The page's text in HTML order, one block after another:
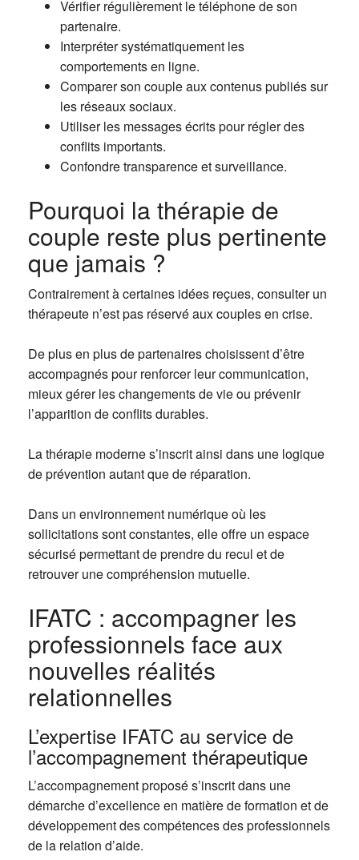
Vérifier régulièrement le téléphone de son
partenaire.
Interpréter systématiquement les
comportements en ligne.
Comparer son couple aux contenus publiés sur
les réseaux sociaux.
Utiliser les messages écrits pour régler des
conflits importants.
Confondre transparence et surveillance.
Pourquoi la thérapie de
couple reste plus pertinente
que jamais ?
Contrairement à certaines idées reçues, consulter un
thérapeute n’est pas réservé aux couples en crise.
De plus en plus de partenaires choisissent d’être
accompagnés pour renforcer leur communication,
mieux gérer les changements de vie ou prévenir
l’apparition de conflits durables.
La thérapie moderne s’inscrit ainsi dans une logique
de prévention autant que de réparation.
Dans un environnement numérique où les
sollicitations sont constantes, elle offre un espace
sécurisé permettant de prendre du recul et de
retrouver une compréhension mutuelle.
IFATC : accompagner les
professionnels face aux
nouvelles réalités
relationnelles
L’expertise IFATC au service de
l’accompagnement thérapeutique
L’accompagnement proposé s’inscrit dans une
démarche d’excellence en matière de formation et de
développement des compétences des professionnels
de la relation d’aide.